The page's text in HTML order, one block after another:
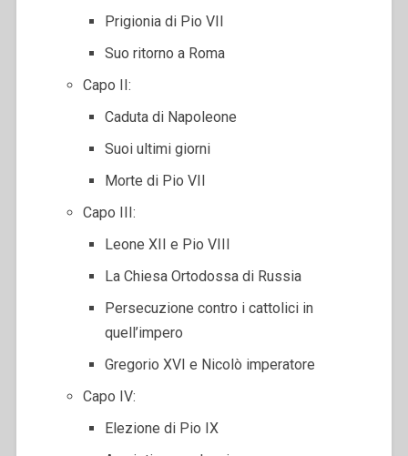
Prigionia di Pio VII
Suo ritorno a Roma
Capo II:
Caduta di Napoleone
Suoi ultimi giorni
Morte di Pio VII
Capo III:
Leone XII e Pio VIII
La Chiesa Ortodossa di Russia
Persecuzione contro i cattolici in
quell’impero
Gregorio XVI e Nicolò imperatore
Capo IV:
Elezione di Pio IX